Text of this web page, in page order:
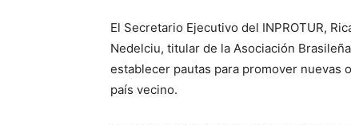
El Secretario Ejecutivo del INPROTUR,
Nedelciu, titular de la Asociación
establecer pautas para promover
país vecino.